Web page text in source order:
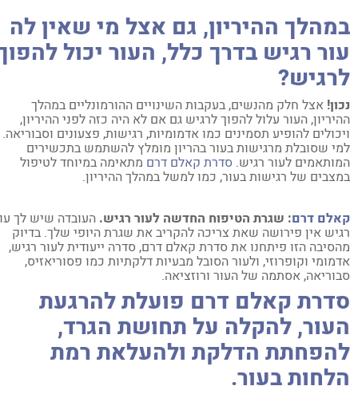
ההיריון, גם אצל מי שאין לה
רגיש בדרך כלל, העור יכול להפוך
אצל חלק מהנשים, בעקבות השינויים ההורמונליים במהלך
העור עלול להפוך לרגיש גם אם לא היה כזה לפני ההיריון,
להופיע תסמינים כמו אדמומיות, רגישות, פצעונים וסבוריאה.
שסובלת מרגישות בעור בהריון מומלץ להשתמש בתכשירים
לעור רגיש.סדרת קאלם דרםמתאימה במיוחד לטיפול
של רגישות בעור, כמו למשל במהלך ההיריון.
דרם: שגרת הטיפוח החדשה לעור רגיש.העובדה שיש לך עור
אין פירושה שאת צריכה להקריב את שגרת היופי שלך. בדיוק
הזו פיתחנו את סדרת קאלם דרם, סדרה ייעודית לעור רגיש,
וקופרוזי, ולעור הסובל מבעיות דלקתיות כמו פסוריאזיס,
אסתמה של העור ורוזציאה.
קאלם דרם פועלת להרגעת
להקלה על תחושת הגרד,
הדלקת ולהעלאת רמת
בעור.